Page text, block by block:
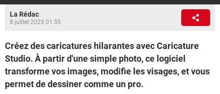
La Rédac
8 juillet 2025 01:55
Créez des caricatures hilarantes avec Caricature
Studio. À partir d'une simple photo, ce logiciel
transforme vos images, modifie les visages, et vous
permet de dessiner comme un pro.